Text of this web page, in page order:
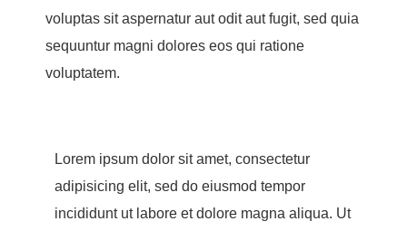
voluptas sit aspernatur aut odit aut fugit, sed quia
sequuntur magni dolores eos qui ratione
voluptatem.
Lorem ipsum dolor sit amet, consectetur
adipisicing elit, sed do eiusmod tempor
incididunt ut labore et dolore magna aliqua. Ut